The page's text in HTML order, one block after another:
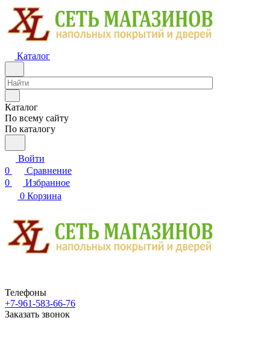
Каталог
Каталог
По всему сайту
По каталогу
Войти
0
Сравнение
0
Избранное
0 Корзина
Телефоны
+7-961-583-66-76
Заказать звонок